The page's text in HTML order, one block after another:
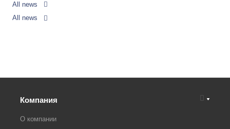
All news
All news
Компания
О компании